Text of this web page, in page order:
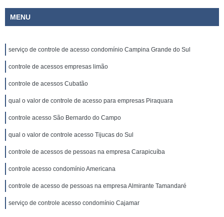
MENU
serviço de controle de acesso condomínio Campina Grande do Sul
controle de acessos empresas limão
controle de acessos Cubatão
qual o valor de controle de acesso para empresas Piraquara
controle acesso São Bernardo do Campo
qual o valor de controle acesso Tijucas do Sul
controle de acessos de pessoas na empresa Carapicuíba
controle acesso condomínio Americana
controle de acesso de pessoas na empresa Almirante Tamandaré
serviço de controle acesso condomínio Cajamar